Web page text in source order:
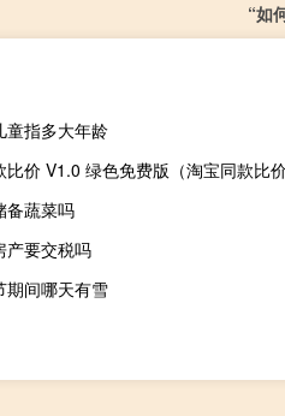
“如
童指多大年龄
备蔬菜吗
产要交税吗
期间哪天有雪